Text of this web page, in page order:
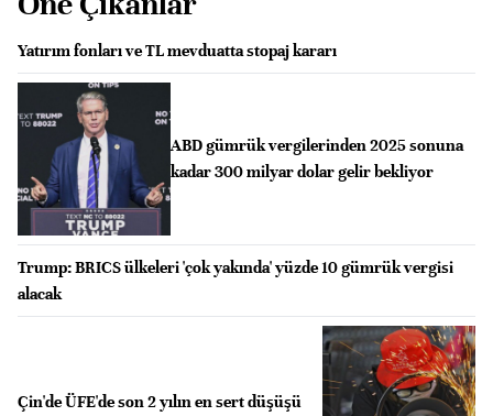
Yatırım fonları ve TL mevduatta stopaj kararı
ABD gümrük vergilerinden 2025 sonuna
kadar 300 milyar dolar gelir bekliyor
Trump: BRICS ülkeleri 'çok yakında' yüzde 10 gümrük vergisi
alacak
Çin'de ÜFE'de son 2 yılın en sert düşüşü